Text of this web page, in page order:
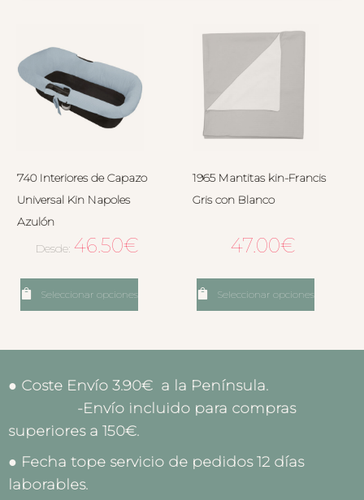
740 Interiores de Capazo
Universal Kin Napoles
Azulón
Desde: 46.50€
Seleccionar opciones
1965 Mantitas kin-Francis
Gris con Blanco
47.00€
Seleccionar opciones
● Coste Envío 3.90€ a la Península.
-Envío incluido para compras
superiores a 150€.
● Fecha tope servicio de pedidos 12 días
laborables.